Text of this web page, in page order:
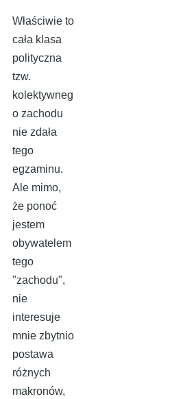
Właściwie to
cała klasa
polityczna
tzw.
kolektywneg
o zachodu
nie zdała
tego
egzaminu.
Ale mimo,
że ponoć
jestem
obywatelem
tego
"zachodu",
nie
interesuje
mnie zbytnio
postawa
różnych
makronów,